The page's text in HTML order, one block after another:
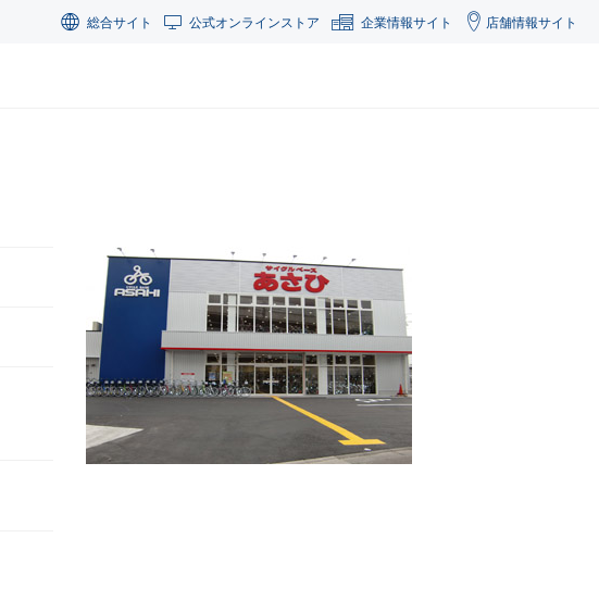
総合サイト 公式オンラインストア 企業情報サイト 店舗情報サイト